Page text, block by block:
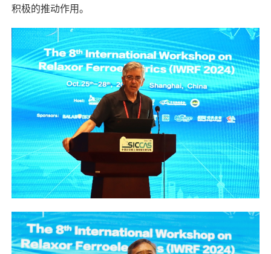
积极的推动作用。